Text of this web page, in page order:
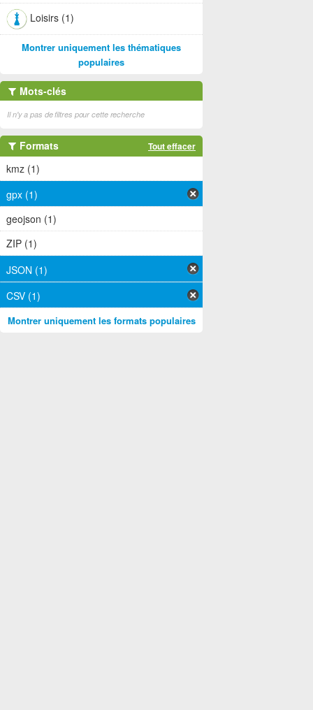
Loisirs (1)
Montrer uniquement les thématiques
populaires
Mots-clés
Il n'y a pas de filtres pour cette recherche
Formats Tout effacer
kmz (1)
gpx (1)
geojson (1)
ZIP (1)
JSON (1)
CSV (1)
Montrer uniquement les formats populaires